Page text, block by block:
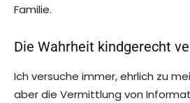
Familie.
Die Wahrheit kindgerecht
Ich versuche immer, ehrlich zu
aber die Vermittlung von